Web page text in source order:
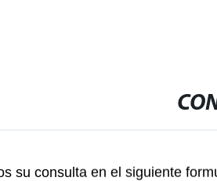
su consulta en el siguiente